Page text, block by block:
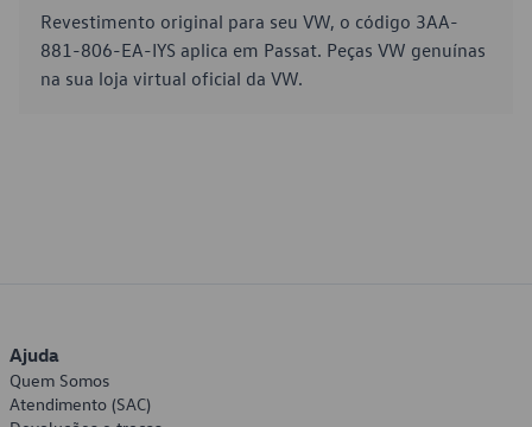
Revestimento original para seu VW, o código 3AA-
881-806-EA-IYS aplica em Passat. Peças VW genuínas
na sua loja virtual oficial da VW.
Ajuda
Quem Somos
Atendimento (SAC)